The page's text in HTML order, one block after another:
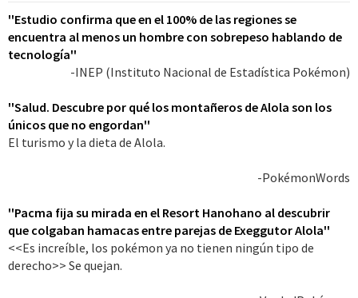
s
:
''Estudio confirma que en el 100% de las regiones se
encuentra al menos un hombre con sobrepeso hablando de
tecnología''
-INEP (Instituto Nacional de Estadística Pokémon)​
''Salud. Descubre por qué los montañeros de Alola son los
únicos que no engordan''
El turismo y la dieta de Alola.
-PokémonWords​
''Pacma fija su mirada en el Resort Hanohano al descubrir
que colgaban hamacas entre parejas de Exeggutor Alola''
<<Es increíble, los pokémon ya no tienen ningún tipo de
derecho>> Se quejan.